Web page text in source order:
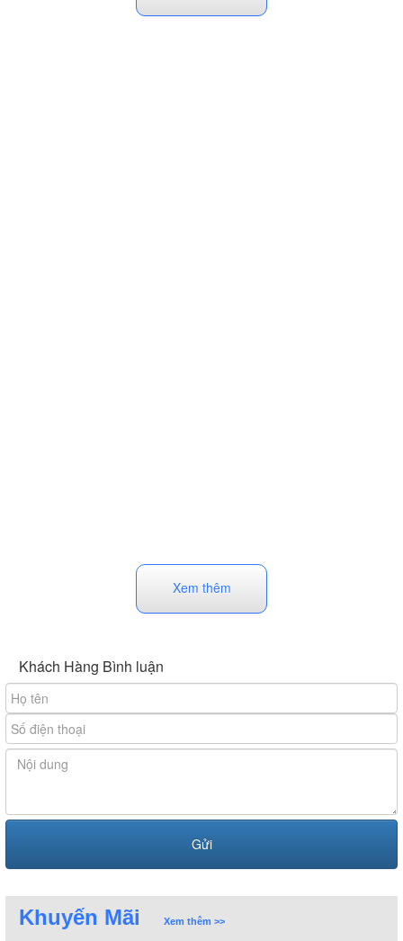
Xem thêm
Khách Hàng Bình luận
Khuyến Mãi Xem thêm >>